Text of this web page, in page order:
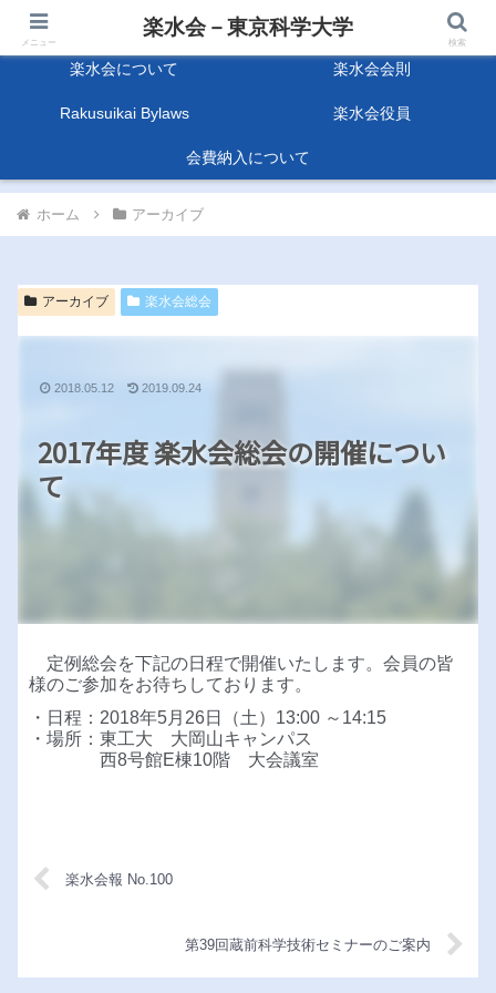
楽水会－東京科学大学
楽水会について 楽水会会則
Rakusuikai Bylaws 楽水会役員
会費納入について
ホーム アーカイブ
アーカイブ 楽水会総会
2017年度 楽水会総会の開催につい
て
2018.05.12 2019.09.24
定例総会を下記の日程で開催いたします。会員の皆
様のご参加をお待ちしております。
・日程：2018年5月26日（土）13:00 ～14:15
・場所：東工大 大岡山キャンパス
西8号館E棟10階 大会議室
楽水会報 No.100
第39回蔵前科学技術セミナーのご案内
メニュー
楽水会－東京科学大学
検索